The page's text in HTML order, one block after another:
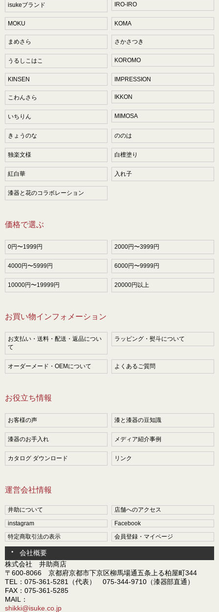
isukeブランド IRO-IRO
MOKU KOMA
まめさら さかさつき
うるしこはこ KOROMO
KINSEN IMPRESSION
こわんさら IKKON
いちりん MIMOSA
きょうのな ののは
独楽文様 白檀塗り
紅白華 入れ子
漆器と花のコラボレーション
価格で選ぶ
0円〜1999円 2000円〜3999円
4000円〜5999円 6000円〜9999円
10000円〜19999円 20000円以上
お買い物インフォメーション
お支払い・送料・配送・返品につい
て
ラッピング・熨斗について
オーダーメード・OEMについて よくあるご質問
お役立ち情報
お客様の声 漆と漆器の豆知識
漆器のお手入れ メディア紹介事例
カタログ ダウンロード リンク
運営会社情報
井助について
店舗へのアクセス
instagram
Facebook
特定商取引法の表示
会員登録・マイページ
会社概要
株式会社 井助商店
〒600-8066 京都府京都市下京区柳馬場通五条上る柏屋町344
TEL：075-361-5281（代表） 075-344-9710（漆器部直通）
FAX：075-361-5285
MAIL：
shikki@isuke.co.jp